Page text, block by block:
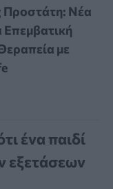
Προστάτη: Νέα
Επεμβατική
με
ένα παιδί
εξετάσεων